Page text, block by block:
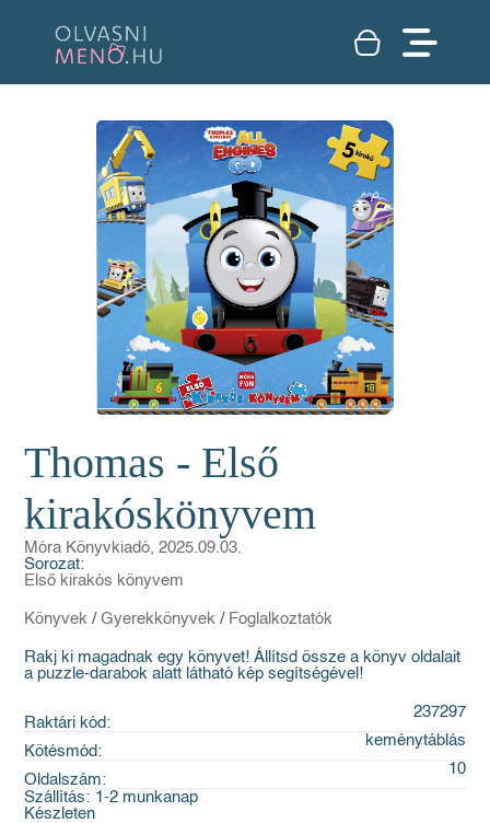
Thomas - Első
kirakóskönyvem
Móra Könyvkiadó, 2025.09.03.
Sorozat:
Első kirakós könyvem
Könyvek / Gyerekkönyvek / Foglalkoztatók
Rakj ki magadnak egy könyvet! Állítsd össze a könyv oldalait
a puzzle-darabok alatt látható kép segítségével!
Raktári kód:
237297
Kötésmód:
keménytáblás
Oldalszám:
10
Szállítás: 1-2 munkanap
Készleten